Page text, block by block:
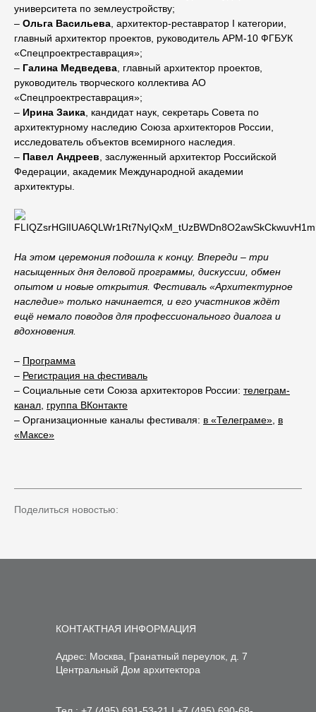
университета по землеустройству;
– Ольга Васильева , архитектор-реставратор I категории,
главный архитектор проектов, руководитель АРМ-10 ФГБУК
«Спецпроектреставрация»;
– Галина Медведева , главный архитектор проектов,
руководитель творческого коллектива АО
«Спецпроектреставрация»;
– Ирина Заика , кандидат наук, секретарь Совета по
архитектурному наследию Союза архитекторов России,
исследователь объектов всемирного наследия.
– Павел Андреев , заслуженный архитектор Российской
Федерации, академик Международной академии
архитектуры.
На этом церемония подошла к концу. Впереди – три
насыщенных дня деловой программы, дискуссии, обмен
опытом и новые открытия. Фестиваль «Архитектурное
наследие» только начинается, и его участников ждёт
ещё немало поводов для профессионального диалога и
вдохновения.
– Программа
– Регистрация на фестиваль
– Социальные сети Союза архитекторов России: телеграм-
канал группа ВКонтакте
– Организационные каналы фестиваля: в «Телеграме» в
«Максе»
Поделиться новостью:
КОНТАКТНАЯ ИНФОРМАЦИЯ
Адрес: Москва, Гранатный переулок, д. 7
Центральный Дом архитектора